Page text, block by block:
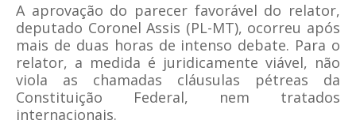
A aprovação do parecer favorável do relator,
deputado Coronel Assis (PL-MT), ocorreu após
mais de duas horas de intenso debate. Para o
relator, a medida é juridicamente viável, não
viola as chamadas cláusulas pétreas da
Constituição Federal, nem tratados
internacionais.